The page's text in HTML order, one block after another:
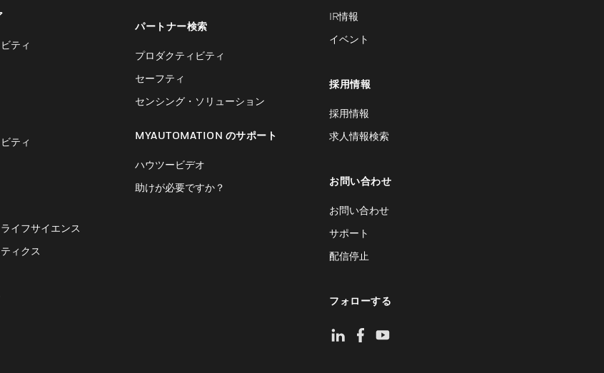
ティ
ティ
イフサイエンス
ィクス
パートナー検索
プロダクティビティ
セーフティ
センシング・ソリューション
MYAUTOMATION のサポート
ハウツービデオ
助けが必要ですか？
IR情報
イベント
採用情報
採用情報
求人情報検索
お問い合わせ
お問い合わせ
サポート
配信停止
フォローする